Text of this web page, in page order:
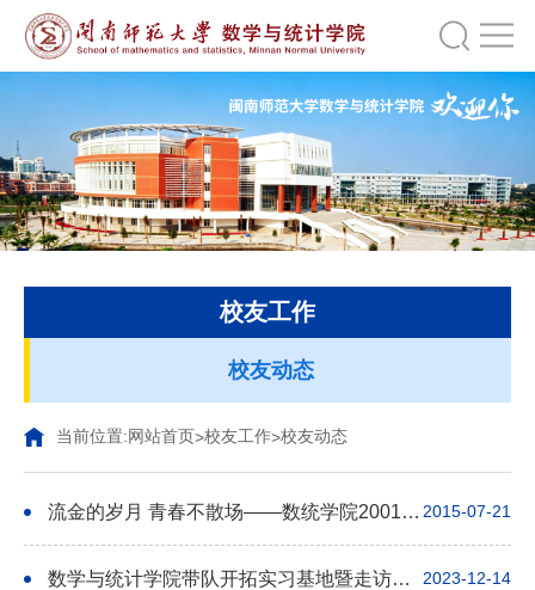
校友工作
校友动态
当前位置:网站首页>校友工作>校友动态
流金的岁月 青春不散场——数统学院2001级师本班校友返校举行十周年纪念活动 2015-07-21
数学与统计学院带队开拓实习基地暨走访校友活动 2023-12-14